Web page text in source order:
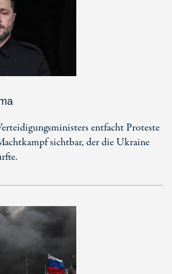
entfacht Proteste
sichtbar, der die Ukraine